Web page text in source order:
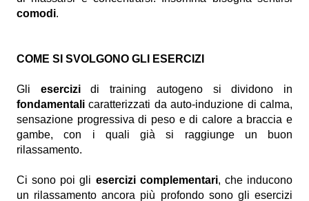
comodi.
COME SI SVOLGONO GLI ESERCIZI
Gli esercizidi training autogeno si dividono in
fondamentali caratterizzati da auto-induzione di calma,
sensazione progressiva di peso e di calore a braccia e
gambe, con i quali già si raggiunge un buon
rilassamento.
Ci sono poi gli esercizi complementari, che inducono
un rilassamento ancora più profondo sono gli esercizi